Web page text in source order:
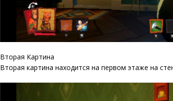
Вторая Картина
Вторая картина находится на первом этаже на